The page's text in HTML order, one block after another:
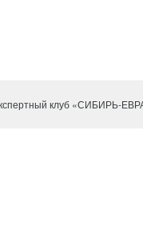
клуб «СИБИРЬ-